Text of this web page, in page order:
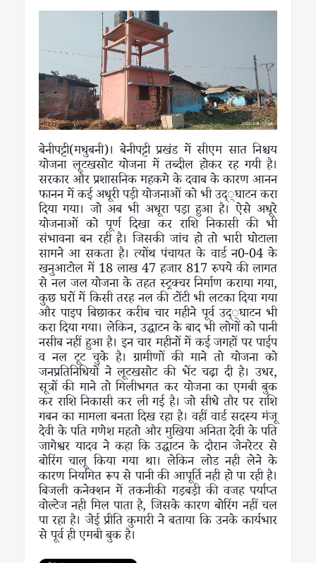
बेनीपट्टी(मधुबनी)। बेनीपट्टी प्रखंड में सीएम सात निश्चय
योजना लूटखसोट योजना में तब्दील होकर रह गयी है।
सरकार और प्रशासनिक महकमे के दवाब के कारण आनन
फानन में कई अधूरी पड़ी योजनाओं को भी उद््घाटन करा
दिया गया। जो अब भी अधूरा पड़ा हुआ है। ऐसे अधूरे
योजनाओं को पूर्ण दिखा कर राशि निकासी की भी
संभावना बन रही है। जिसकी जांच हो तो भारी घोटाला
सामने आ सकता है। त्योंथ पंचायत के वार्ड न0-04 के
खनुआटोल में 18 लाख 47 हजार 817 रुपये की लागत
से नल जल योजना के तहत स्ट्रक्चर निर्माण कराया गया,
कुछ घरों में किसी तरह नल की टोंटी भी लटका दिया गया
और पाइप बिछाकर करीब चार महीने पूर्व उद््घाटन भी
करा दिया गया। लेकिन, उद्घाटन के बाद भी लोगों को पानी
नसीब नहीं हुआ है। इन चार महीनों में कई जगहों पर पाईप
व नल टूट चुके है। ग्रामीणों की माने तो योजना को
जनप्रतिनिधियों ने लूटखसोट की भेंट चढ़ा दी है। उधर,
सूत्रों की माने तो मिलीभगत कर योजना का एमबी बुक
कर राशि निकासी कर ली गई है। जो सीधे तौर पर राशि
गबन का मामला बनता दिख रहा है। वहीं वार्ड सदस्य मंजू
देवी के पति गणेश महतो और मुखिया अनिता देवी के पति
जागेश्वर यादव ने कहा कि उद्घाटन के दौरान जेनरेटर से
बोरिंग चालू किया गया था। लेकिन लोड नही लेने के
कारण नियमित रूप से पानी की आपूर्ति नही हो पा रही है।
बिजली कनेक्शन में तकनीकी गड़बड़ी की वजह पर्याप्त
वोल्टेज नही मिल पाता है, जिसके कारण बोरिंग नहीं चल
पा रहा है। जेई प्रीति कुमारी ने बताया कि उनके कार्यभार
से पूर्व ही एमबी बुक है।